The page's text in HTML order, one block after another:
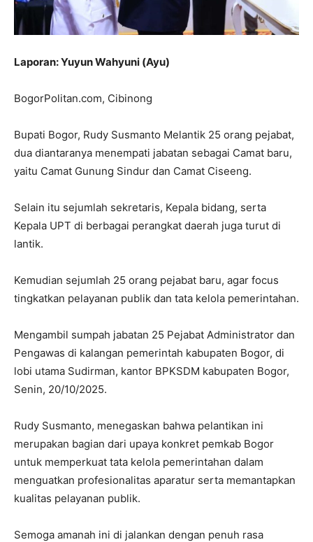
Laporan: Yuyun Wahyuni (Ayu)
BogorPolitan.com, Cibinong
Bupati Bogor, Rudy Susmanto Melantik 25 orang pejabat,
dua diantaranya menempati jabatan sebagai Camat baru,
yaitu Camat Gunung Sindur dan Camat Ciseeng.
Selain itu sejumlah sekretaris, Kepala bidang, serta
Kepala UPT di berbagai perangkat daerah juga turut di
lantik.
Kemudian sejumlah 25 orang pejabat baru, agar focus
tingkatkan pelayanan publik dan tata kelola pemerintahan.
Mengambil sumpah jabatan 25 Pejabat Administrator dan
Pengawas di kalangan pemerintah kabupaten Bogor, di
lobi utama Sudirman, kantor BPKSDM kabupaten Bogor,
Senin, 20/10/2025.
Rudy Susmanto, menegaskan bahwa pelantikan ini
merupakan bagian dari upaya konkret pemkab Bogor
untuk memperkuat tata kelola pemerintahan dalam
menguatkan profesionalitas aparatur serta memantapkan
kualitas pelayanan publik.
Semoga amanah ini di jalankan dengan penuh rasa